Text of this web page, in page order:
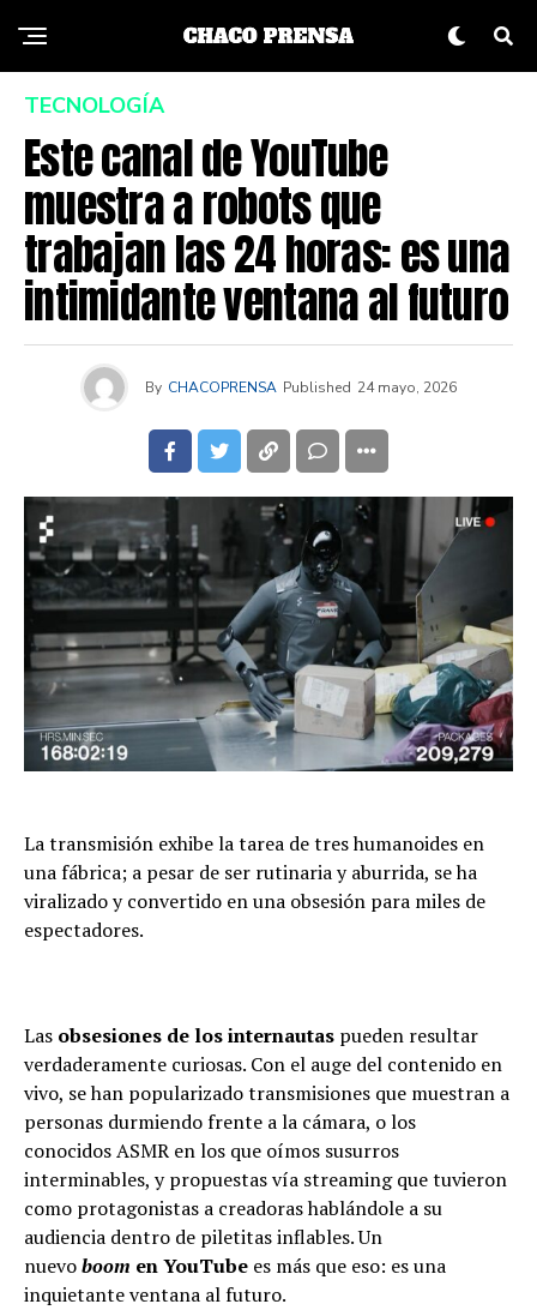
TECNOLOGÍA
Este canal de YouTube
muestra a robots que
trabajan las 24 horas: es una
intimidante ventana al futuro
By CHACOPRENSA Published 24 mayo, 2026
La transmisión exhibe la tarea de tres humanoides en
una fábrica; a pesar de ser rutinaria y aburrida, se ha
viralizado y convertido en una obsesión para miles de
espectadores.
Las obsesiones de los internautas pueden resultar
verdaderamente curiosas. Con el auge del contenido en
vivo, se han popularizado transmisiones que muestran a
personas durmiendo frente a la cámara, o los
conocidos ASMR en los que oímos susurros
interminables, y propuestas vía streaming que tuvieron
como protagonistas a creadoras hablándole a su
audiencia dentro de piletitas inflables. Un
nuevoboom en YouTube es más que eso: es una
inquietante ventana al futuro.